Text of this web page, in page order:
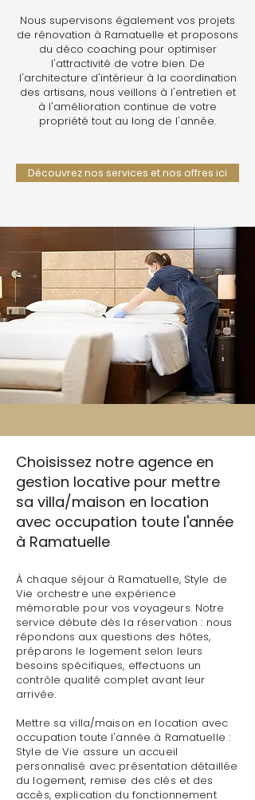
Nous supervisons également vos projets
de rénovation à Ramatuelle et proposons
du déco coaching pour optimiser
l'attractivité de votre bien. De
l'architecture d'intérieur à la coordination
des artisans, nous veillons à l'entretien et
à l'amélioration continue de votre
propriété tout au long de l'année.
Découvrez nos services et nos offres ici
Choisissez notre agence en
gestion locative pour mettre
sa villa/maison en location
avec occupation toute l'année
à Ramatuelle
À chaque séjour à Ramatuelle, Style de
Vie orchestre une expérience
mémorable pour vos voyageurs. Notre
service débute dès la réservation : nous
répondons aux questions des hôtes,
préparons le logement selon leurs
besoins spécifiques, effectuons un
contrôle qualité complet avant leur
arrivée.
Mettre sa villa/maison en location avec
occupation toute l'année à Ramatuelle :
Style de Vie assure un accueil
personnalisé avec présentation détaillée
du logement, remise des clés et des
accès, explication du fonctionnement